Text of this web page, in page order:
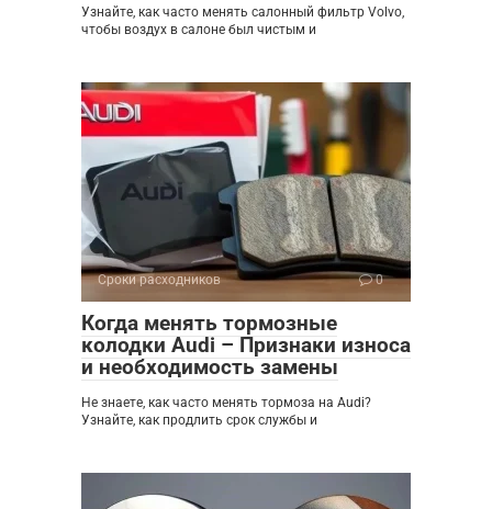
Узнайте, как часто менять салонный фильтр Volvo,
чтобы воздух в салоне был чистым и
Сроки расходников 0
Когда менять тормозные
колодки Audi – Признаки износа
и необходимость замены
Не знаете, как часто менять тормоза на Audi?
Узнайте, как продлить срок службы и